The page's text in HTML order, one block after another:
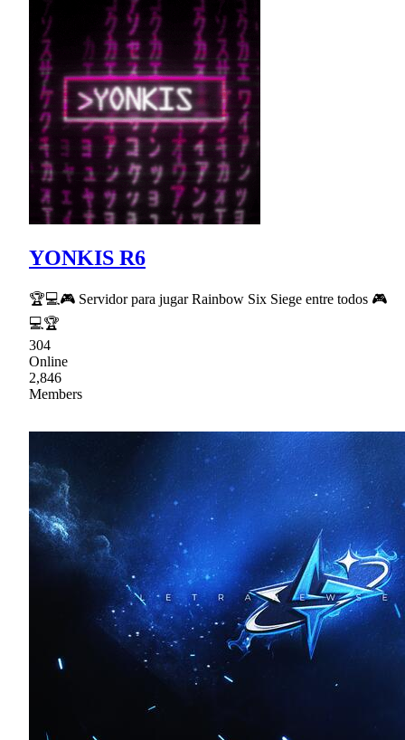
YONKIS R6
🏆💻🎮 Servidor para jugar Rainbow Six Siege entre todos 🎮
💻🏆
304
Online
2,846
Members